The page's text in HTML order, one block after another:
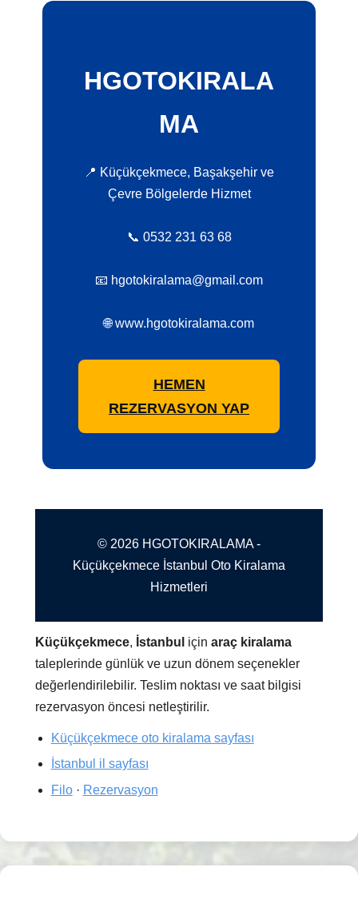
HGOTOKIRALA
MA
📍 Küçükçekmece, Başakşehir ve
Çevre Bölgelerde Hizmet
📞 0532 231 63 68
📧 hgotokiralama@gmail.com
🌐 www.hgotokiralama.com
HEMEN
REZERVASYON YAP
© 2026 HGOTOKIRALAMA -
Küçükçekmece İstanbul Oto Kiralama
Hizmetleri
Küçükçekmece, İstanbul içinaraç kiralama
taleplerinde günlük ve uzun dönem seçenekler
değerlendirilebilir. Teslim noktası ve saat bilgisi
rezervasyon öncesi netleştirilir.
Küçükçekmece oto kiralama sayfası
İstanbul il sayfası
Filo· Rezervasyon